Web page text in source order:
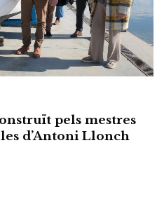
pels mestres
d’Antoni Llonch